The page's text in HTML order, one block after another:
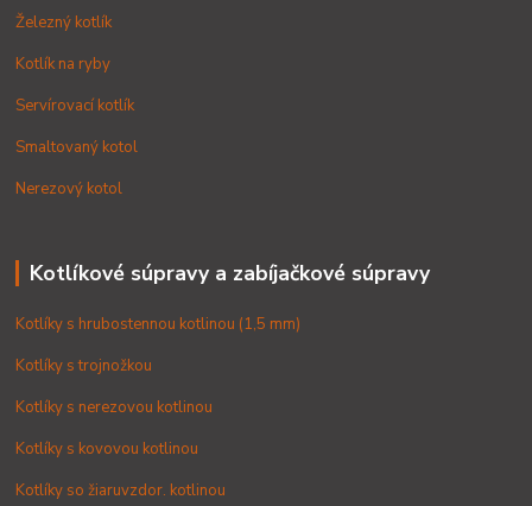
Železný kotlík
Kotlík na ryby
Servírovací kotlík
Smaltovaný kotol
Nerezový kotol
Kotlíkové súpravy a zabíjačkové súpravy
Kotlíky s hrubostennou kotlinou (1,5 mm)
Kotlíky s trojnožkou
Kotlíky s nerezovou kotlinou
Kotlíky s kovovou kotlinou
Kotlíky so žiaruvzdor. kotlinou